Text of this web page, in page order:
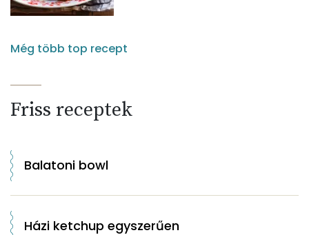
Még több top recept
Friss receptek
Balatoni bowl
Házi ketchup egyszerűen